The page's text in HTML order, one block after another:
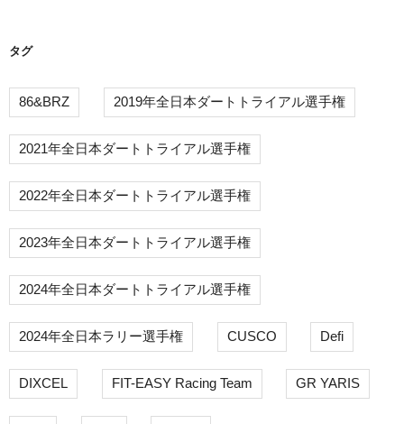
タグ
86&BRZ 2019年全日本ダートトライアル選手権
2021年全日本ダートトライアル選手権
2022年全日本ダートトライアル選手権
2023年全日本ダートトライアル選手権
2024年全日本ダートトライアル選手権
2024年全日本ラリー選手権 CUSCO Defi
DIXCEL FIT-EASY Racing Team GR YARIS